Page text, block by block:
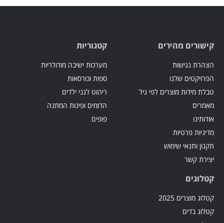
קישורים מהירים
הצהרת נגישות
הפרויקטים שלנו
טבלת מידות מוצרים לפי גיל
מאמרים
אודותינו
מדיניות פרטיות
תקנון ותנאי שימוש
יצירת קשר
קטגוריות
מערכות ישיבה מודולריות
ספות וכורסאות
ריהוט לגני ילדים
הדומים ופינות המתנה
פופים
קטלוגים
קטלוג מוצרים 2025
קטלוג בדים